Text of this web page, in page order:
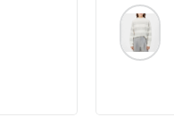
FARBE